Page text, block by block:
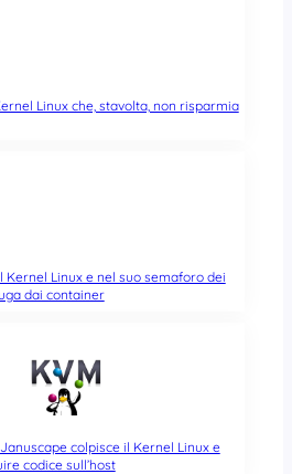
Linux che, stavolta, non risparmia
Kernel Linux e nel suo semaforo dei
dai container
colpisce il Kernel Linux e
codice sull’host